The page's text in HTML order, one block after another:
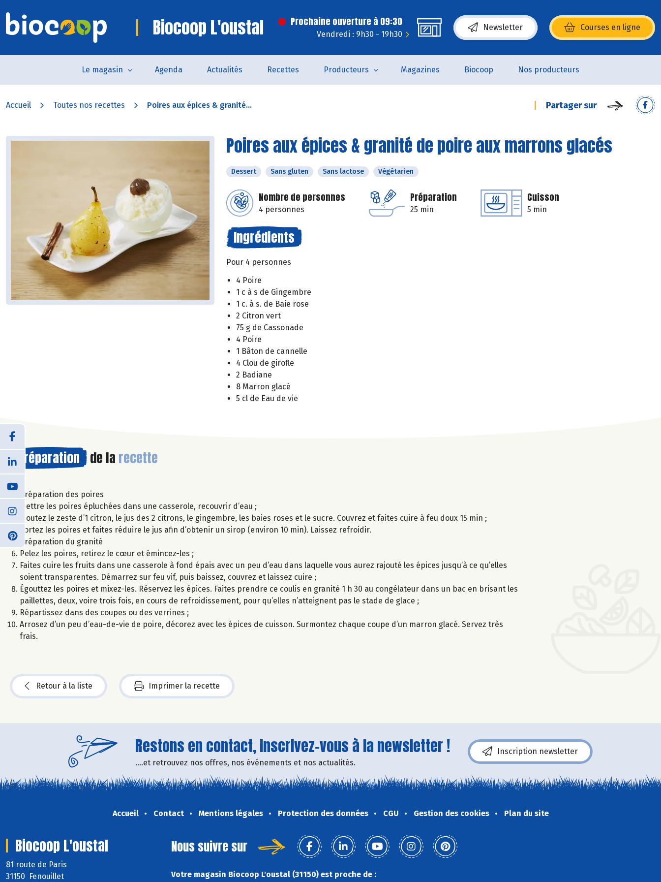
Biocoop L'oustal Prochaine ouverture à 09:30
Vendredi : 9h30 - 19h30
Newsletter Courses en ligne
(s’ouvre dans une nouvelle fenêtre)
Le magasin Agenda Actualités Recettes Producteurs Magazines Biocoop Nos producteurs
Accueil Toutes nos recettes Poires aux épices & granité... Partager sur
Poires aux épices & granité de poire aux marrons glacés
Dessert Sans gluten Sans lactose Végétarien
Nombre de personnes
4 personnes
Préparation
25 min
Cuisson
5 min
Ingrédients
Pour 4 personnes
4 Poire
1 c à s de Gingembre
1 c. à s. de Baie rose
2 Citron vert
75 g de Cassonade
4 Poire
1 Bâton de cannelle
4 Clou de girofle
2 Badiane
8 Marron glacé
5 cl de Eau de vie
Préparation de la recette
Préparation des poires
Mettre les poires épluchées dans une casserole, recouvrir d’eau ;
Ajoutez le zeste d’1 citron, le jus des 2 citrons, le gingembre, les baies roses et le sucre. Couvrez et faites cuire à feu doux 15 min ;
Sortez les poires et faites réduire le jus afin d’obtenir un sirop (environ 10 min). Laissez refroidir.
Préparation du granité
Pelez les poires, retirez le cœur et émincez-les ;
Faites cuire les fruits dans une casserole à fond épais avec un peu d’eau dans laquelle vous aurez rajouté les épices jusqu’à ce qu’elles
soient transparentes. Démarrez sur feu vif, puis baissez, couvrez et laissez cuire ;
Égouttez les poires et mixez-les. Réservez les épices. Faites prendre ce coulis en granité 1 h 30 au congélateur dans un bac en brisant les
paillettes, deux, voire trois fois, en cours de refroidissement, pour qu’elles n’atteignent pas le stade de glace ;
Répartissez dans des coupes ou des verrines ;
Arrosez d’un peu d’eau-de-vie de poire, décorez avec les épices de cuisson. Surmontez chaque coupe d’un marron glacé. Servez très
frais.
Retour à la liste Imprimer la recette
Restons en contact, inscrivez-vous à la newsletter !
....et retrouvez nos offres, nos événements et nos actualités.
Inscription newsletter
Accueil Contact Mentions légales Protection des données CGU Gestion des cookies Plan du site
Biocoop L'oustal
81 route de Paris
31150 Fenouillet
Nous suivre sur
Votre magasin Biocoop L'oustal (31150) est proche de :